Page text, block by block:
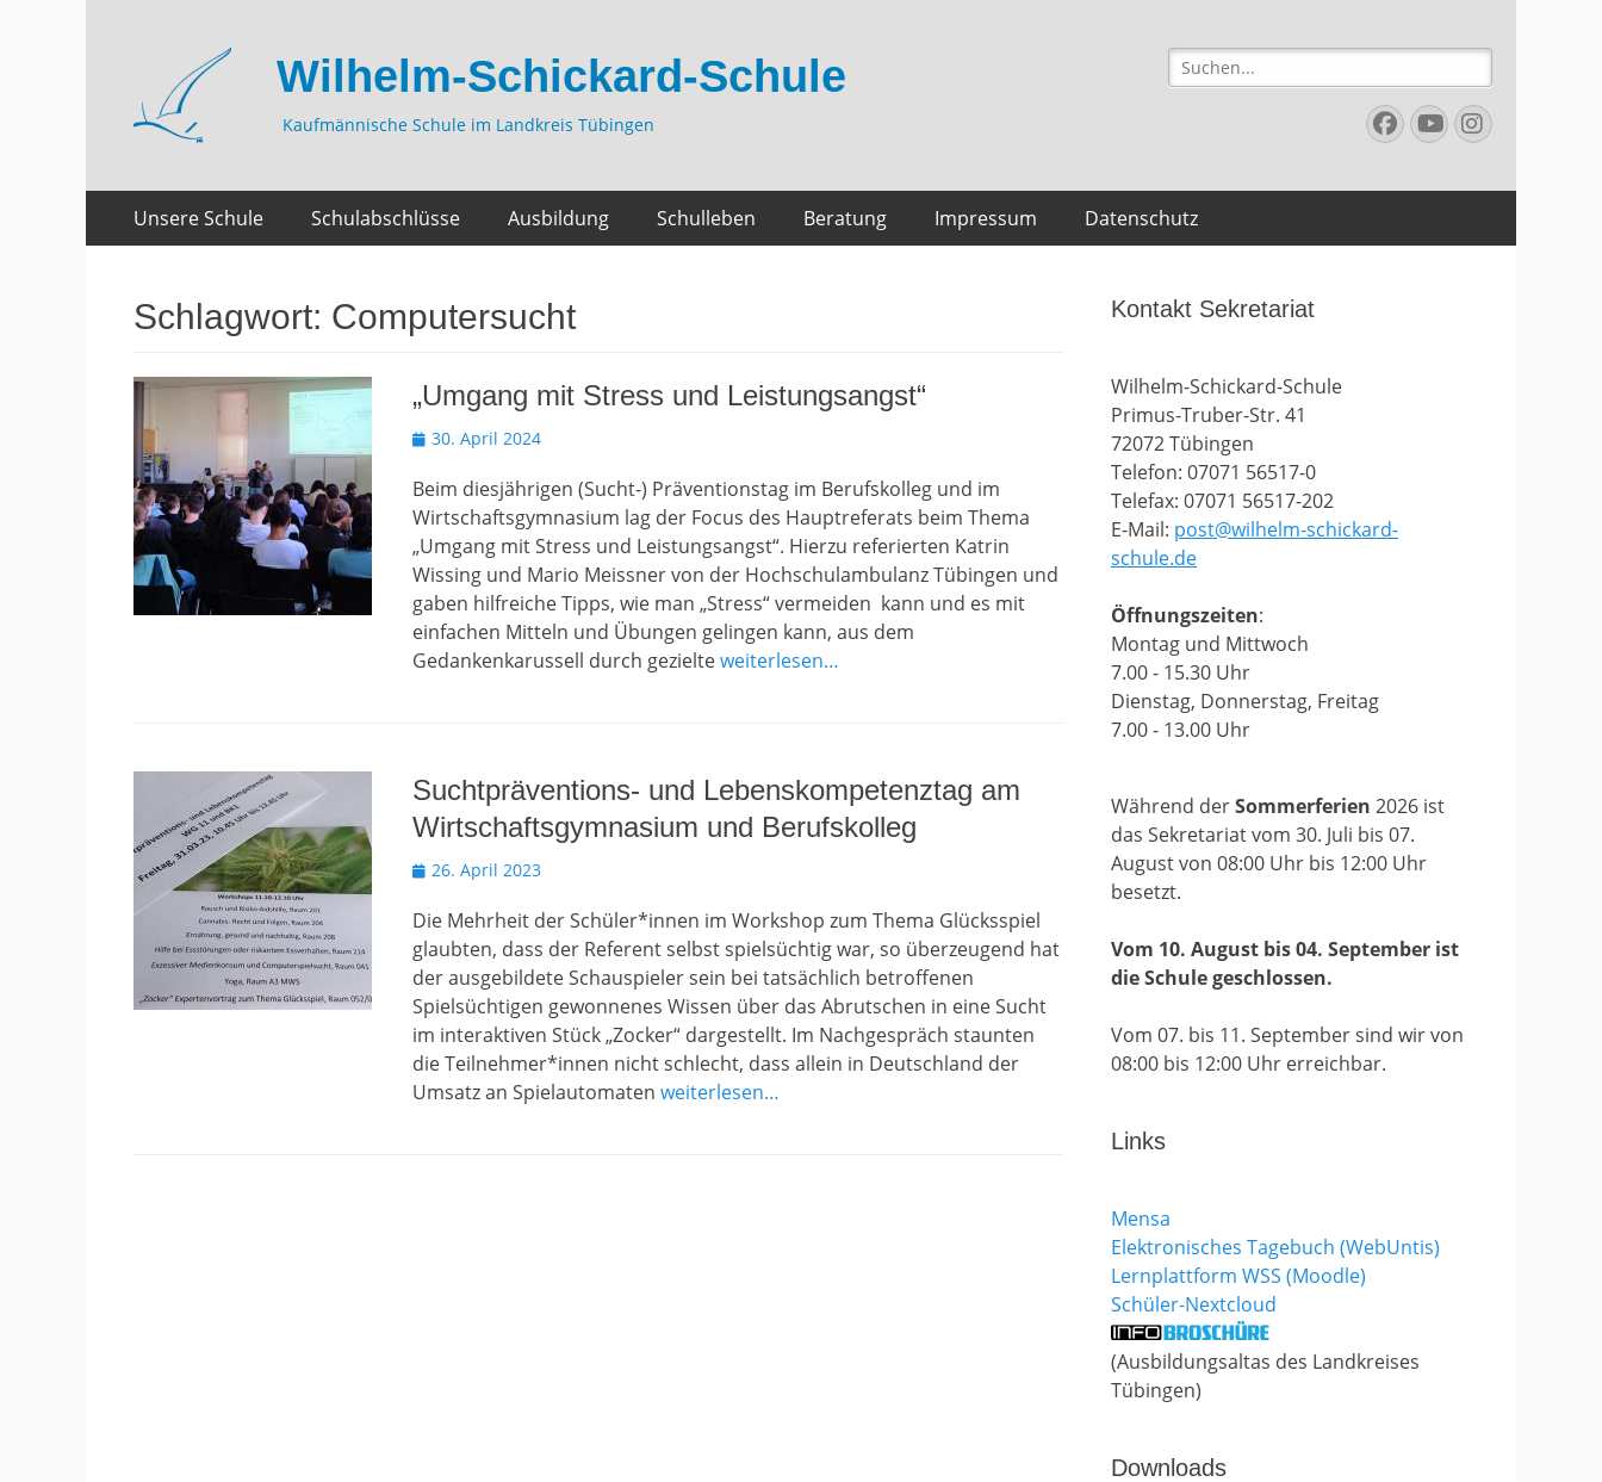
Wilhelm-Schickard-Schule
Kaufmännische Schule im Landkreis Tübingen
Suchen
nach:
Facebook
YouTube
Primäres
Menü
Inhalt
Unsere Schule Schulabschlüsse Ausbildung Schulleben Beratung Impressum Datenschutz
Schlagwort: Computersucht
„Umgang mit Stress und Leistungsangst“
Veröffentlicht
30. April 2024
Beim diesjährigen (Sucht-) Präventionstag im Berufskolleg und im
Wirtschaftsgymnasium lag der Focus des Hauptreferats beim Thema
„Umgang mit Stress und Leistungsangst“. Hierzu referierten Katrin
Wissing und Mario Meissner von der Hochschulambulanz Tübingen und
gaben hilfreiche Tipps, wie man „Stress“ vermeiden kann und es mit
einfachen Mitteln und Übungen gelingen kann, aus dem
Gedankenkarussell durch gezielteweiterlesen…
Suchtpräventions- und Lebenskompetenztag am
Wirtschaftsgymnasium und Berufskolleg
Veröffentlicht
26. April 2023
Die Mehrheit der Schüler*innen im Workshop zum Thema Glücksspiel
glaubten, dass der Referent selbst spielsüchtig war, so überzeugend hat
der ausgebildete Schauspieler sein bei tatsächlich betroffenen
Spielsüchtigen gewonnenes Wissen über das Abrutschen in eine Sucht
im interaktiven Stück „Zocker“ dargestellt. Im Nachgespräch staunten
die Teilnehmer*innen nicht schlecht, dass allein in Deutschland der
Umsatz an Spielautomaten weiterlesen…
Kontakt Sekretariat
Wilhelm-Schickard-Schule
Primus-Truber-Str. 41
72072 Tübingen
Telefon: 07071 56517-0
Telefax: 07071 56517-202
E-Mail: post@wilhelm-schickard-
schule.de
Öffnungszeiten:
Montag und Mittwoch
7.00 - 15.30 Uhr
Dienstag, Donnerstag, Freitag
7.00 - 13.00 Uhr
Während derSommerferien 2026 ist
das Sekretariat vom 30. Juli bis 07.
August von 08:00 Uhr bis 12:00 Uhr
besetzt.
Vom 10. August bis 04. September ist
die Schule geschlossen.
Vom 07. bis 11. September sind wir von
08:00 bis 12:00 Uhr erreichbar.
Links
Mensa
Elektronisches Tagebuch (WebUntis)
Lernplattform WSS (Moodle)
Schüler-Nextcloud
(Ausbildungsaltas des Landkreises
Tübingen)
Downloads